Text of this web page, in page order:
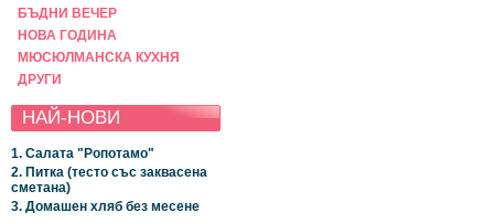
БЪДНИ ВЕЧЕР
НОВА ГОДИНА
МЮСЮЛМАНСКА КУХНЯ
ДРУГИ
НАЙ-НОВИ
1. Салата "Ропотамо"
2. Питка (тесто със заквасена
сметана)
3. Домашен хляб без месене